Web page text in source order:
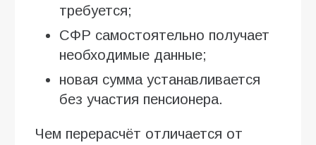
требуется;
СФР самостоятельно получает
необходимые данные;
новая сумма устанавливается
без участия пенсионера.
Чем перерасчёт отличается от